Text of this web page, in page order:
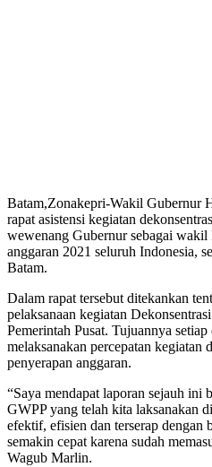
Batam,Zonakepri-Wakil Gubernur
rapat asistensi kegiatan
wewenang Gubernur sebagai wakil
anggaran 2021 seluruh Indonesia,
Batam.
Dalam rapat tersebut ditekankan
pelaksanaan kegiatan
Pemerintah Pusat. Tujuannya
melaksanakan percepatan kegiatan
penyerapan anggaran.
“Saya mendapat laporan sejauh ini
GWPP yang telah kita laksanakan
efektif, efisien dan terserap dengan
semakin cepat karena sudah
Wagub Marlin.